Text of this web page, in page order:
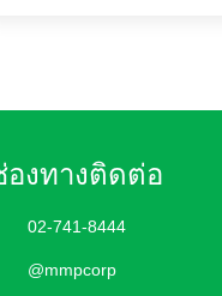
องทางติดต่อ
02-741-8444
@mmpcorp